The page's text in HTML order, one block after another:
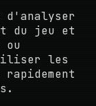
d'analyser
du jeu et
ou
les